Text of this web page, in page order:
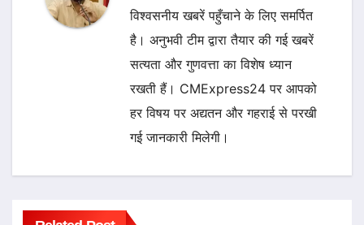
विश्वसनीय खबरें पहुँचाने के लिए समर्पित
है। अनुभवी टीम द्वारा तैयार की गई खबरें
सत्यता और गुणवत्ता का विशेष ध्यान
रखती हैं। CMExpress24 पर आपको
हर विषय पर अद्यतन और गहराई से परखी
गई जानकारी मिलेगी।